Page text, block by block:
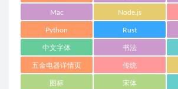
Mac Node.js
Python Rust
中文字体 书法
五金电器详情页 传统
图标 宋体